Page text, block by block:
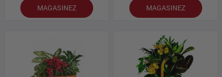
MAGASINEZ MAGASINEZ